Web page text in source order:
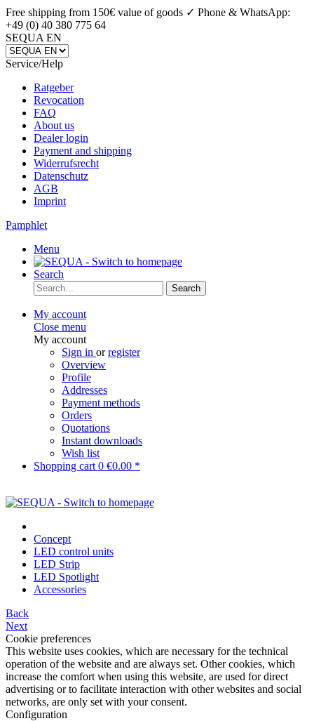
Free shipping from 150€ value of goods ✓ Phone & WhatsApp:
+49 (0) 40 380 775 64
SEQUA EN
Service/Help
Ratgeber
Revocation
FAQ
About us
Dealer login
Payment and shipping
Widerrufsrecht
Datenschutz
AGB
Imprint
Pamphlet
Menu
Search
Search
My account
Close menu
My account
Sign in orregister
Overview
Profile
Addresses
Payment methods
Orders
Quotations
Instant downloads
Wish list
Shopping cart 0 €0.00 *
Concept
LED control units
LED Strip
LED Spotlight
Accessories
Back
Next
Cookie preferences
This website uses cookies, which are necessary for the technical
operation of the website and are always set. Other cookies, which
increase the comfort when using this website, are used for direct
advertising or to facilitate interaction with other websites and social
networks, are only set with your consent.
Configuration